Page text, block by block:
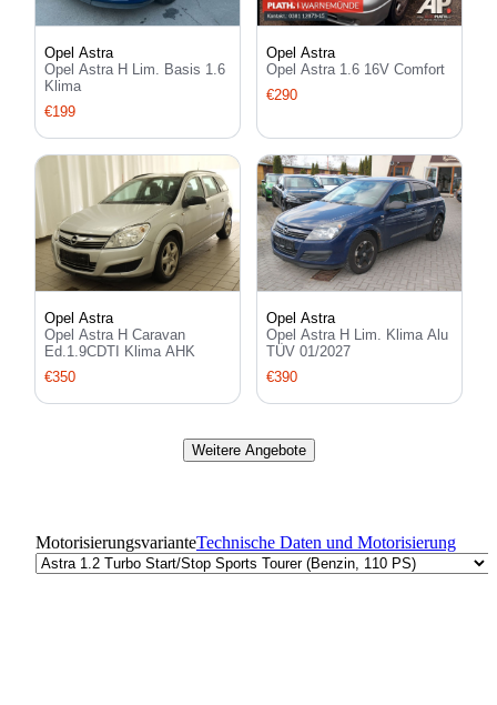
Opel Astra
Opel Astra H Lim. Basis 1.6
Klima
€199
Opel Astra
Opel Astra 1.6 16V Comfort
€290
Opel Astra
Opel Astra H Caravan
Ed.1.9CDTI Klima AHK
€350
Opel Astra
Opel Astra H Lim. Klima Alu
TÜV 01/2027
€390
Weitere Angebote
MotorisierungsvarianteTechnische Daten und Motorisierung